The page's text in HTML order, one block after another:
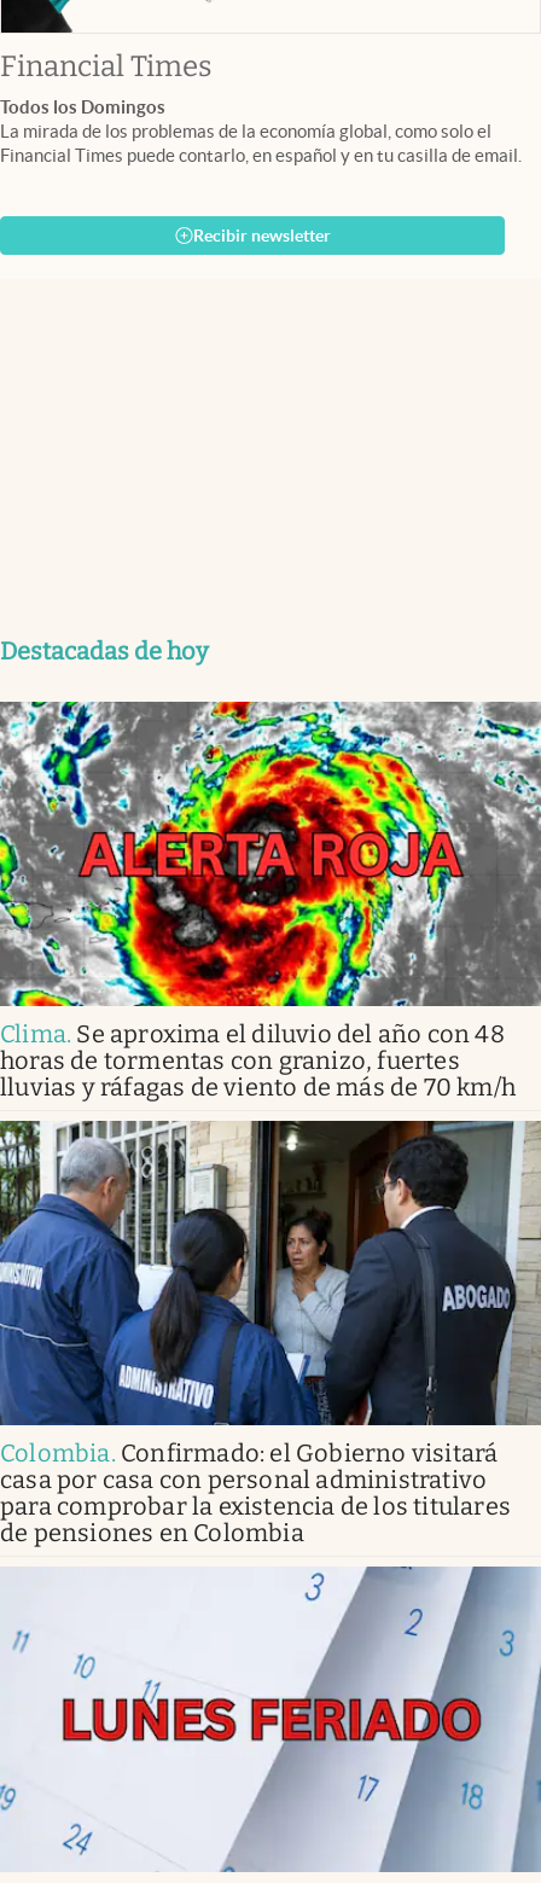
Financial Timesabre en nueva pestaña
Todos los Domingos
La mirada de los problemas de la economía global, como solo el
Financial Times puede contarlo, en español y en tu casilla de email.
Recibir newsletter
Destacadas de hoy
Clima. Se aproxima el diluvio del año con 48
horas de tormentas con granizo, fuertes
lluvias y ráfagas de viento de más de 70 km/h
Colombia. Confirmado: el Gobierno visitará
casa por casa con personal administrativo
para comprobar la existencia de los titulares
de pensiones en Colombia